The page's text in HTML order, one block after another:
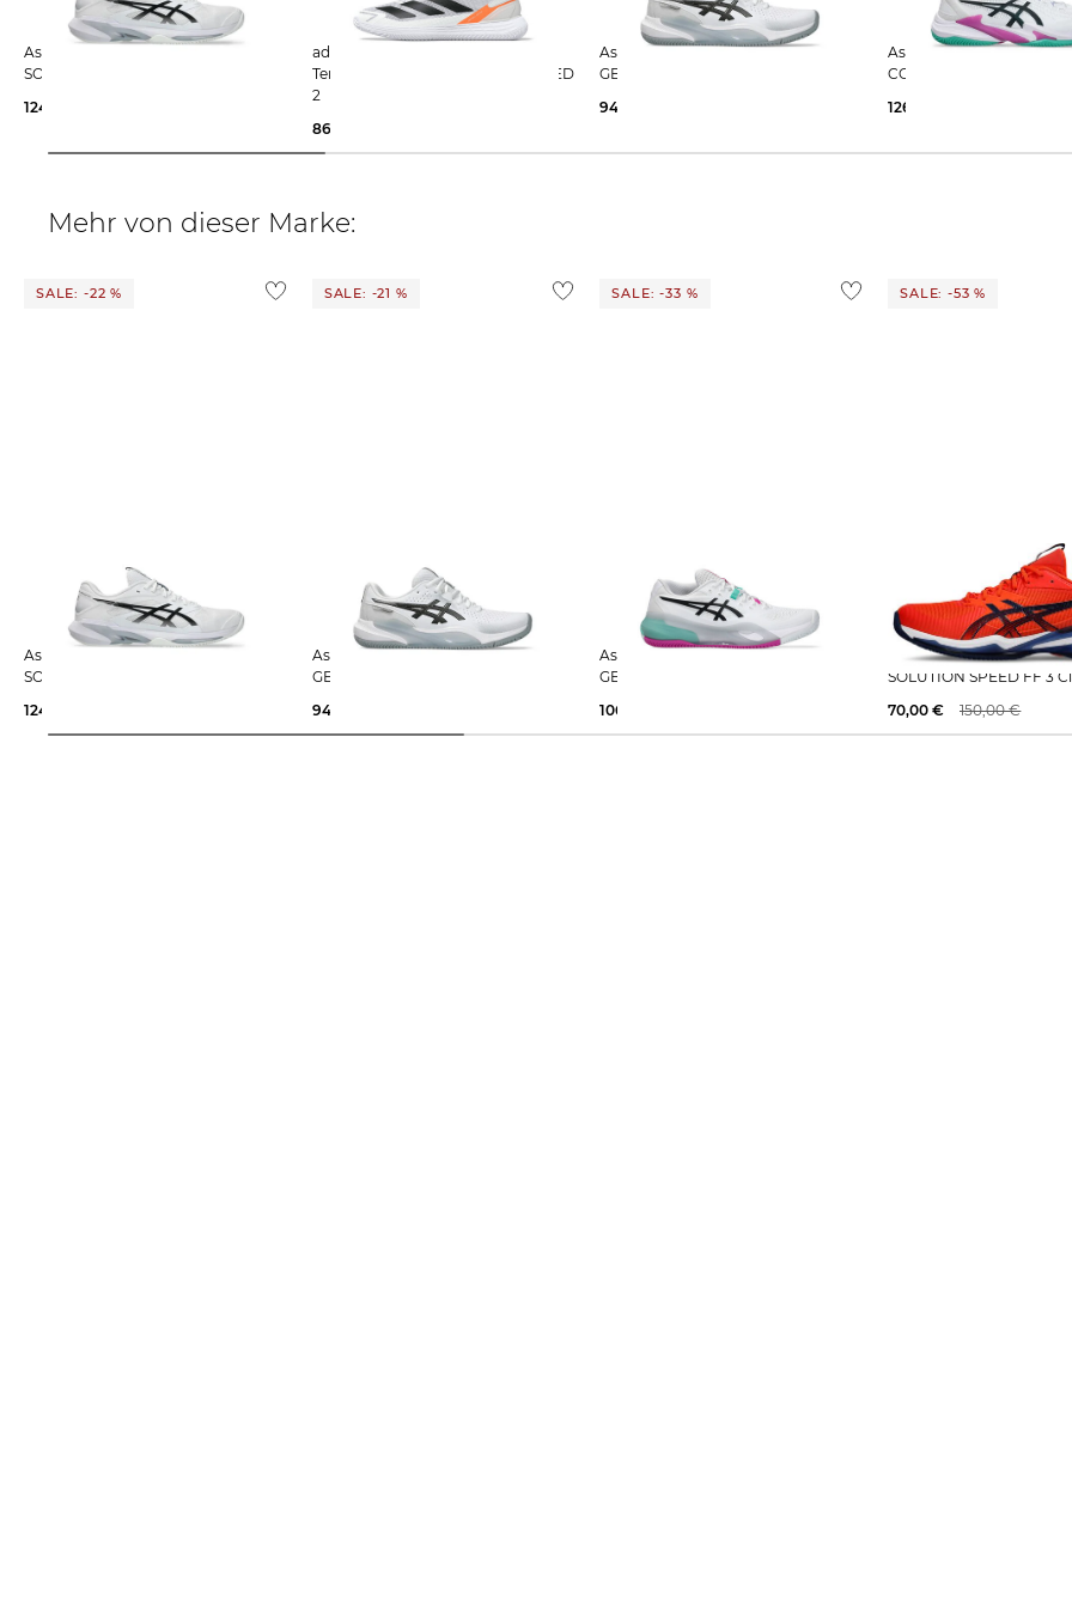
Asics | Herren Tennisschuhe
SOLUTION SPEED FF 4 CLAY
124,25 €
adidas Performance | Herren
Tennisschuhe Sand DEFIANT SPEED
2
86,25 €
Asics | Herren Tennisschuhe Sand
GEL-CHALLENGER 15 Clay
94,45 €
Asics | Herren Tennisschuhe Sand
COURT FF 3 CLAY
126,05 €
Mehr von dieser Marke:
SALE: -22 %
Asics | Herren Tennisschuhe
SOLUTION SPEED FF 4 CLAY
124,25 €
SALE: -21 %
Asics | Herren Tennisschuhe Sand
GEL-CHALLENGER 15 Clay
94,45 €
SALE: -33 %
Asics | Herren Tennisschuhe Sand
GEL-RESOLUTION X CLAY
106,95 €
SALE: -53 %
Asics | Herren Tennisschuhe
SOLUTION SPEED FF 3
70,00 €
150,00 €